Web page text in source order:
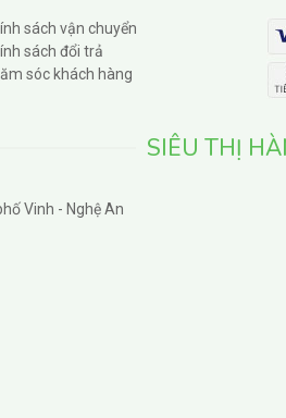
sách vận chuyển
sách đổi trả
sóc khách hàng
SIÊU THỊ
Vinh - Nghệ An